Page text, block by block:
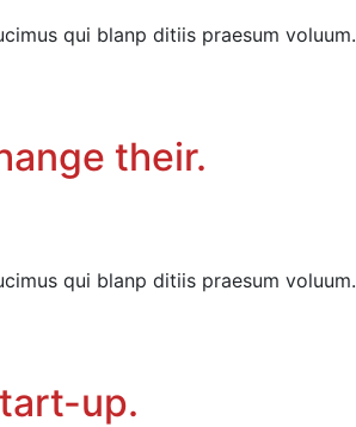
qui blanp ditiis praesum voluum.
their.
qui blanp ditiis praesum voluum.
up.